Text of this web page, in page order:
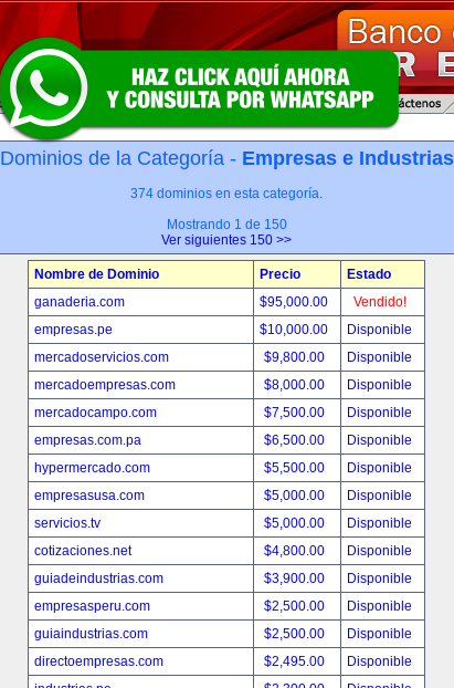
Dominios de la Categoría - Empresas e Industrias
374 dominios en esta categoría.
Mostrando 1 de 150
Ver siguientes 150 >>
Nombre de Dominio Precio
Estado
ganaderia.com
$95,000.00
Vendido!
empresas.pe
$10,000.00
Disponible
mercadoservicios.com
$9,800.00
Disponible
mercadoempresas.com
$8,000.00
Disponible
mercadocampo.com
$7,500.00
Disponible
empresas.com.pa
$6,500.00
Disponible
hypermercado.com
$5,500.00
Disponible
empresasusa.com
$5,000.00
Disponible
servicios.tv
$5,000.00
Disponible
cotizaciones.net
$4,800.00
Disponible
guiadeindustrias.com
$3,900.00
Disponible
empresasperu.com
$2,500.00
Disponible
guiaindustrias.com
$2,500.00
Disponible
directoempresas.com
$2,495.00
Disponible